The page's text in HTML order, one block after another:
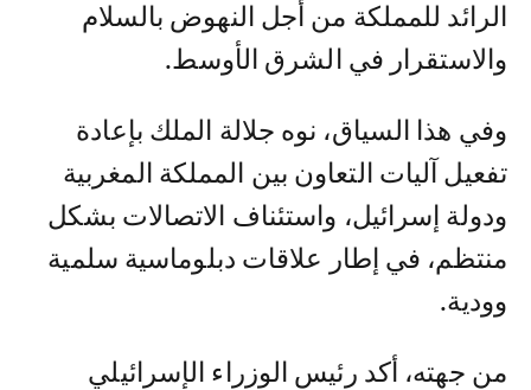
الرائد للمملكة من أجل النهوض بالسلام
والاستقرار في الشرق الأوسط.
وفي هذا السياق، نوه جلالة الملك بإعادة
تفعيل آليات التعاون بين المملكة المغربية
ودولة إسرائيل، واستئناف الاتصالات بشكل
منتظم، في إطار علاقات دبلوماسية سلمية
وودية.
من جهته، أكد رئيس الوزراء الإسرائيلي